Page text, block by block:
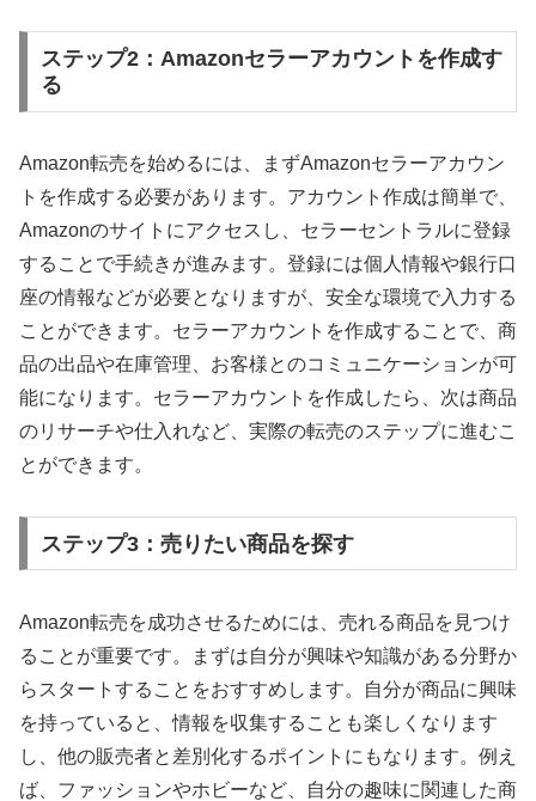
ステップ2：Amazonセラーアカウントを作成す
る
Amazon転売を始めるには、まずAmazonセラーアカウン
トを作成する必要があります。アカウント作成は簡単で、
Amazonのサイトにアクセスし、セラーセントラルに登録
することで手続きが進みます。登録には個人情報や銀行口
座の情報などが必要となりますが、安全な環境で入力する
ことができます。セラーアカウントを作成することで、商
品の出品や在庫管理、お客様とのコミュニケーションが可
能になります。セラーアカウントを作成したら、次は商品
のリサーチや仕入れなど、実際の転売のステップに進むこ
とができます。
ステップ3：売りたい商品を探す
Amazon転売を成功させるためには、売れる商品を見つけ
ることが重要です。まずは自分が興味や知識がある分野か
らスタートすることをおすすめします。自分が商品に興味
を持っていると、情報を収集することも楽しくなります
し、他の販売者と差別化するポイントにもなります。例え
ば、ファッションやホビーなど、自分の趣味に関連した商